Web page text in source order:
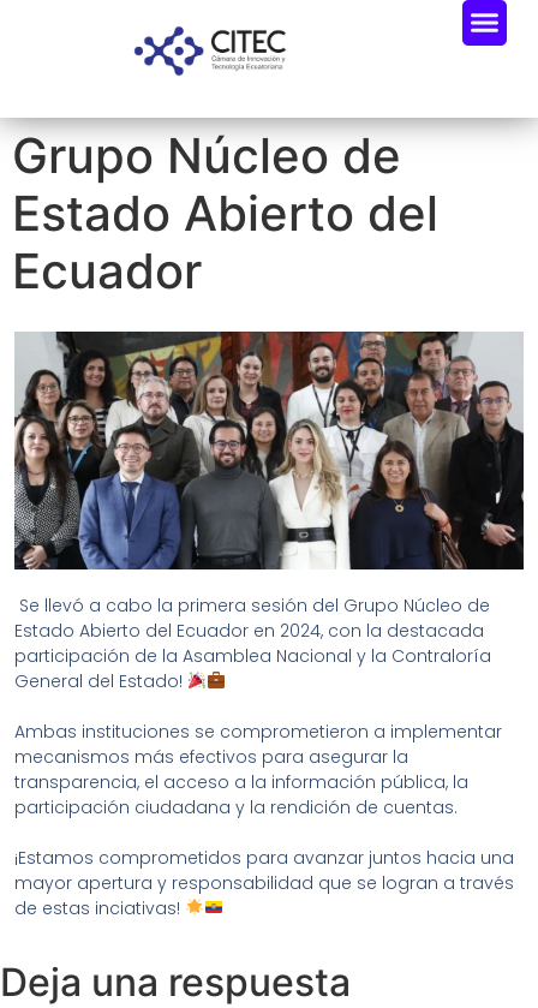
Grupo Núcleo de
Estado Abierto del
Ecuador
Se llevó a cabo la primera sesión del Grupo Núcleo de
Estado Abierto del Ecuador en 2024, con la destacada
participación de la Asamblea Nacional y la Contraloría
General del Estado!
Ambas instituciones se comprometieron a implementar
mecanismos más efectivos para asegurar la
transparencia, el acceso a la información pública, la
participación ciudadana y la rendición de cuentas.
¡Estamos comprometidos para avanzar juntos hacia una
mayor apertura y responsabilidad que se logran a través
de estas inciativas!
Deja una respuesta